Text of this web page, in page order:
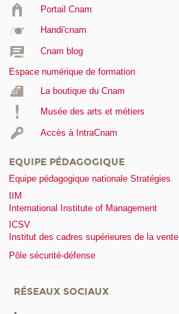
Portail Cnam
Handi'cnam
Cnam blog
Espace numérique de formation
La boutique du Cnam
Musée des arts et métiers
Accès à IntraCnam
EQUIPE PÉDAGOGIQUE
Equipe pédagogique nationale Stratégies
IIM
International Institute of Management
ICSV
Institut des cadres supérieures de la vente
Pôle sécurité-défense
RÉSEAUX SOCIAUX